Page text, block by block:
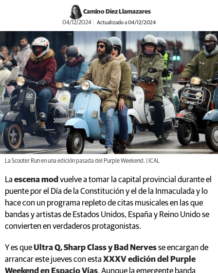
Camino Díez Llamazares
04/12/2024 Actualizado a 04/12/2024
La Scooter Run en una edición pasada del Purple Weekend. | ICAL
La escena mod vuelve a tomar la capital provincial durante el
puente por el Día de la Constitución y el de la Inmaculada y lo
hace con un programa repleto de citas musicales en las que
bandas y artistas de Estados Unidos, España y Reino Unido se
convierten en verdaderos protagonistas.
Y es queUltra Q, Sharp Class y Bad Nervesse encargan de
arrancar este jueves con esta XXXV edición del Purple
Weekend en Espacio Vías. Aunque la emergente banda